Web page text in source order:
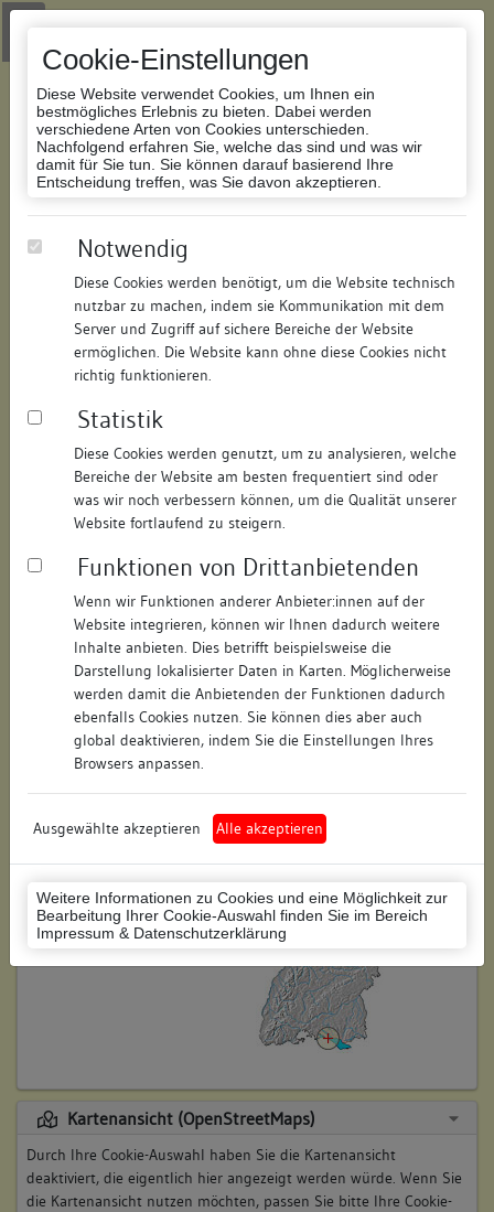
Cookie-Einstellungen
Diese Website verwendet Cookies, um Ihnen ein
bestmögliches Erlebnis zu bieten. Dabei werden
verschiedene Arten von Cookies unterschieden.
Nachfolgend erfahren Sie, welche das sind und was wir
damit für Sie tun. Sie können darauf basierend Ihre
Entscheidung treffen, was Sie davon akzeptieren.
Notwendig
Diese Cookies werden benötigt, um die Website technisch
nutzbar zu machen, indem sie Kommunikation mit dem
Server und Zugriff auf sichere Bereiche der Website
ermöglichen. Die Website kann ohne diese Cookies nicht
richtig funktionieren.
Statistik
Diese Cookies werden genutzt, um zu analysieren, welche
Bereiche der Website am besten frequentiert sind oder
was wir noch verbessern können, um die Qualität unserer
Website fortlaufend zu steigern.
Funktionen von Drittanbietenden
Wenn wir Funktionen anderer Anbieter:innen auf der
Website integrieren, können wir Ihnen dadurch weitere
Inhalte anbieten. Dies betrifft beispielsweise die
Darstellung lokalisierter Daten in Karten. Möglicherweise
werden damit die Anbietenden der Funktionen dadurch
ebenfalls Cookies nutzen. Sie können dies aber auch
global deaktivieren, indem Sie die Einstellungen Ihres
Browsers anpassen.
Ausgewählte akzeptieren Alle akzeptieren
Weitere Informationen zu Cookies und eine Möglichkeit zur
Bearbeitung Ihrer Cookie-Auswahl finden Sie im Bereich
Impressum & Datenschutzerklärung
Zur Navigation springen
Zum Inhalt der Website springen
Datenbank Bauforschung/Restaurierung
321315059108/Datum:09.07.2008
Datenbestand:
Bauforschung
Als PDF herunterladen:
Objektdaten
Straße: Konradigasse
Hausnummer: 15
Postleitzahl: 78462
Stadt-Teilort: Konstanz
Regierungsbezirk: Freiburg
Konstanz (Landkreis)
Wohnplatzschlüssel: 8335043012
Flurstücknummer: 72
Historischer Straßenname: keiner
Lage des Wohnplatzes:
Kartenansicht (OpenStreetMaps)
Durch Ihre Cookie-Auswahl haben Sie die Kartenansicht
deaktiviert, die eigentlich hier angezeigt werden würde. Wenn Sie
die Kartenansicht nutzen möchten, passen Sie bitte Ihre Cookie-